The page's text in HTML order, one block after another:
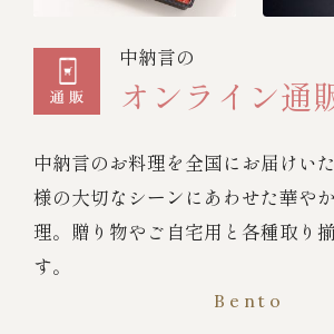
中納言の
オンライン通
中納言のお料理を全国にお届けい
様の大切なシーンにあわせた華や
理。贈り物やご自宅用と各種取り
す。
Bento